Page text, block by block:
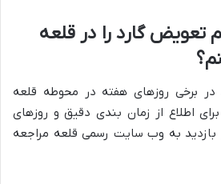
تعویض گارد را در قلعه
در برخی روزهای هفته در محوطه قلعه
اطلاع از زمان بندی دقیق و روزهای
بازدید به وب سایت رسمی قلعه مراجعه